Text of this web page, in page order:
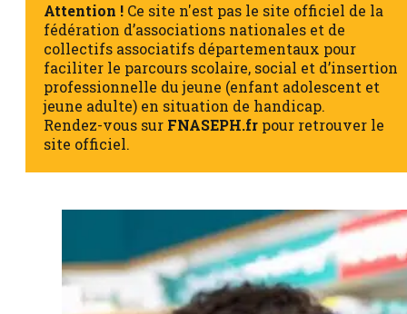
Attention ! Ce site n'est pas le site officiel de la
fédération d’associations nationales et de
collectifs associatifs départementaux pour
faciliter le parcours scolaire, social et d’insertion
professionnelle du jeune (enfant adolescent et
jeune adulte) en situation de handicap.
Rendez-vous sur FNASEPH.fr pour retrouver le
site officiel.